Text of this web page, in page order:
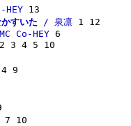
すいた / 泉凛
Co-HEY